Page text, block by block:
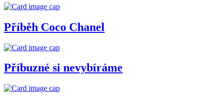
Příběh Coco Chanel
Příbuzné si nevybíráme